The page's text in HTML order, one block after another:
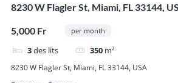
8230 W Flagler St, Miami, FL 33144,
5,000 Fr per month
3des lits 350 m²
8230 W Flagler St, Miami, FL 33144, USA